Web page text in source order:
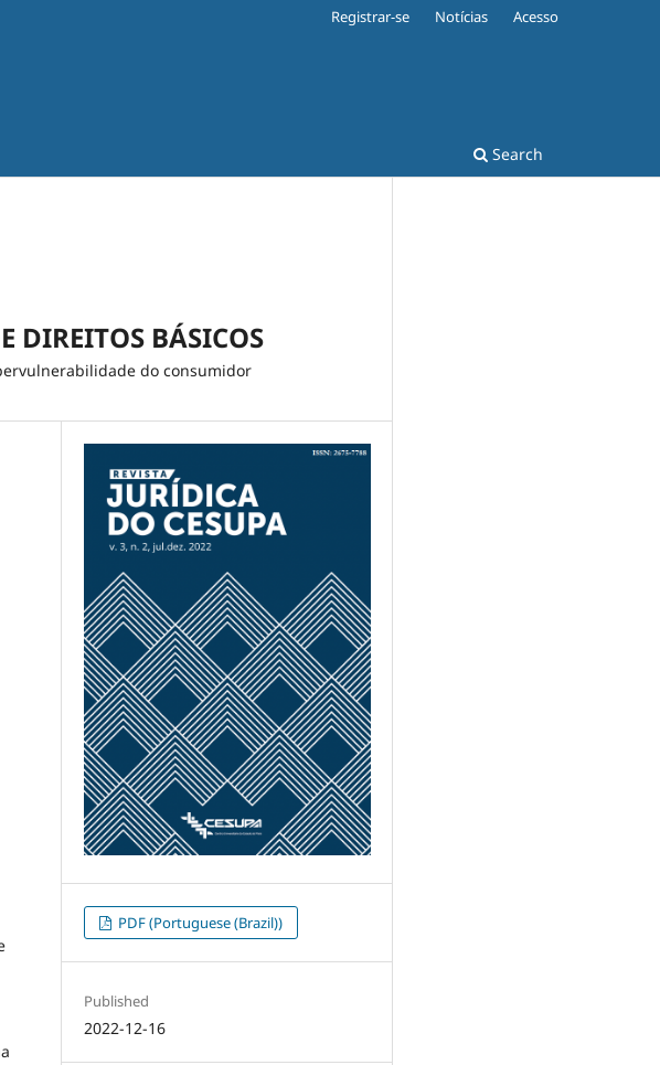
Search
Registrar-se Notícias Acesso
DIREITOS BÁSICOS
do consumidor
PDF (Portuguese (Brazil))
Published
2022-12-16